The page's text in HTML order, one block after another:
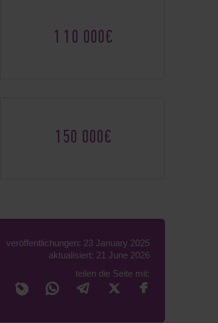
110 000€
150 000€
veröffentlichungen: 23 January 2025
aktualisiert: 21 June 2026
teilen die Seite mit: